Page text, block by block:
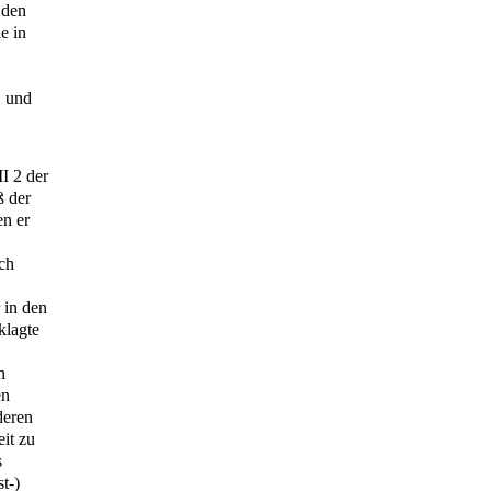
in
2 der
der
er
den
zu
)